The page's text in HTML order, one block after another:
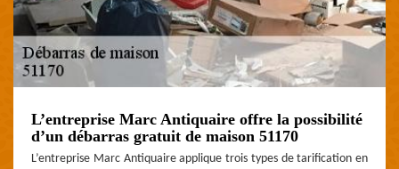
L’entreprise Marc Antiquaire offre la possibilité
d’un débarras gratuit de maison 51170
L’entreprise Marc Antiquaire applique trois types de tarification en